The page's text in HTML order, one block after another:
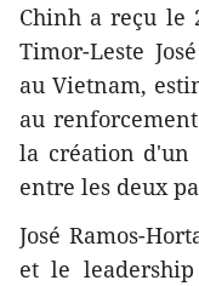
Chinh a reçu le
Timor-Leste
au Vietnam,
au
la création d'un
entre les deux
José Ramos-
et le